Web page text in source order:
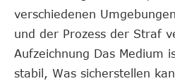
verschiedenen
und der Prozess der Straf
Aufzeichnung Das Medium
stabil, Was sicherstellen